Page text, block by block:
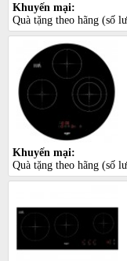
Khuyến mại:
Quà tặng theo hãng (số
Khuyến mại:
Quà tặng theo hãng (số